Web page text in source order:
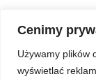
Cenimy
Używamy plików
wyświetlać